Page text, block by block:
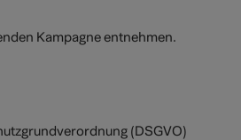
Kampagne entnehmen.
(DSGVO)